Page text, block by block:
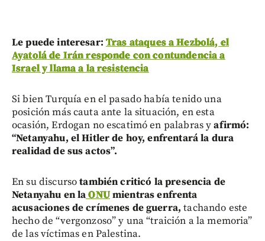
Le puede interesar: Tras ataques a Hezbolá, el
Ayatolá de Irán responde con contundencia a
Israel y llama a la resistencia
Si bien Turquía en el pasado había tenido una
posición más cauta ante la situación, en esta
ocasión, Erdogan no escatimó en palabras yafirmó:
“Netanyahu, el Hitler de hoy, enfrentará la dura
realidad de sus actos”.
En su discursotambién criticó la presencia de
Netanyahu en laONUmientras enfrenta
acusaciones de crímenes de guerra, tachando este
hecho de “vergonzoso” y una “traición a la memoria”
de las víctimas en Palestina.